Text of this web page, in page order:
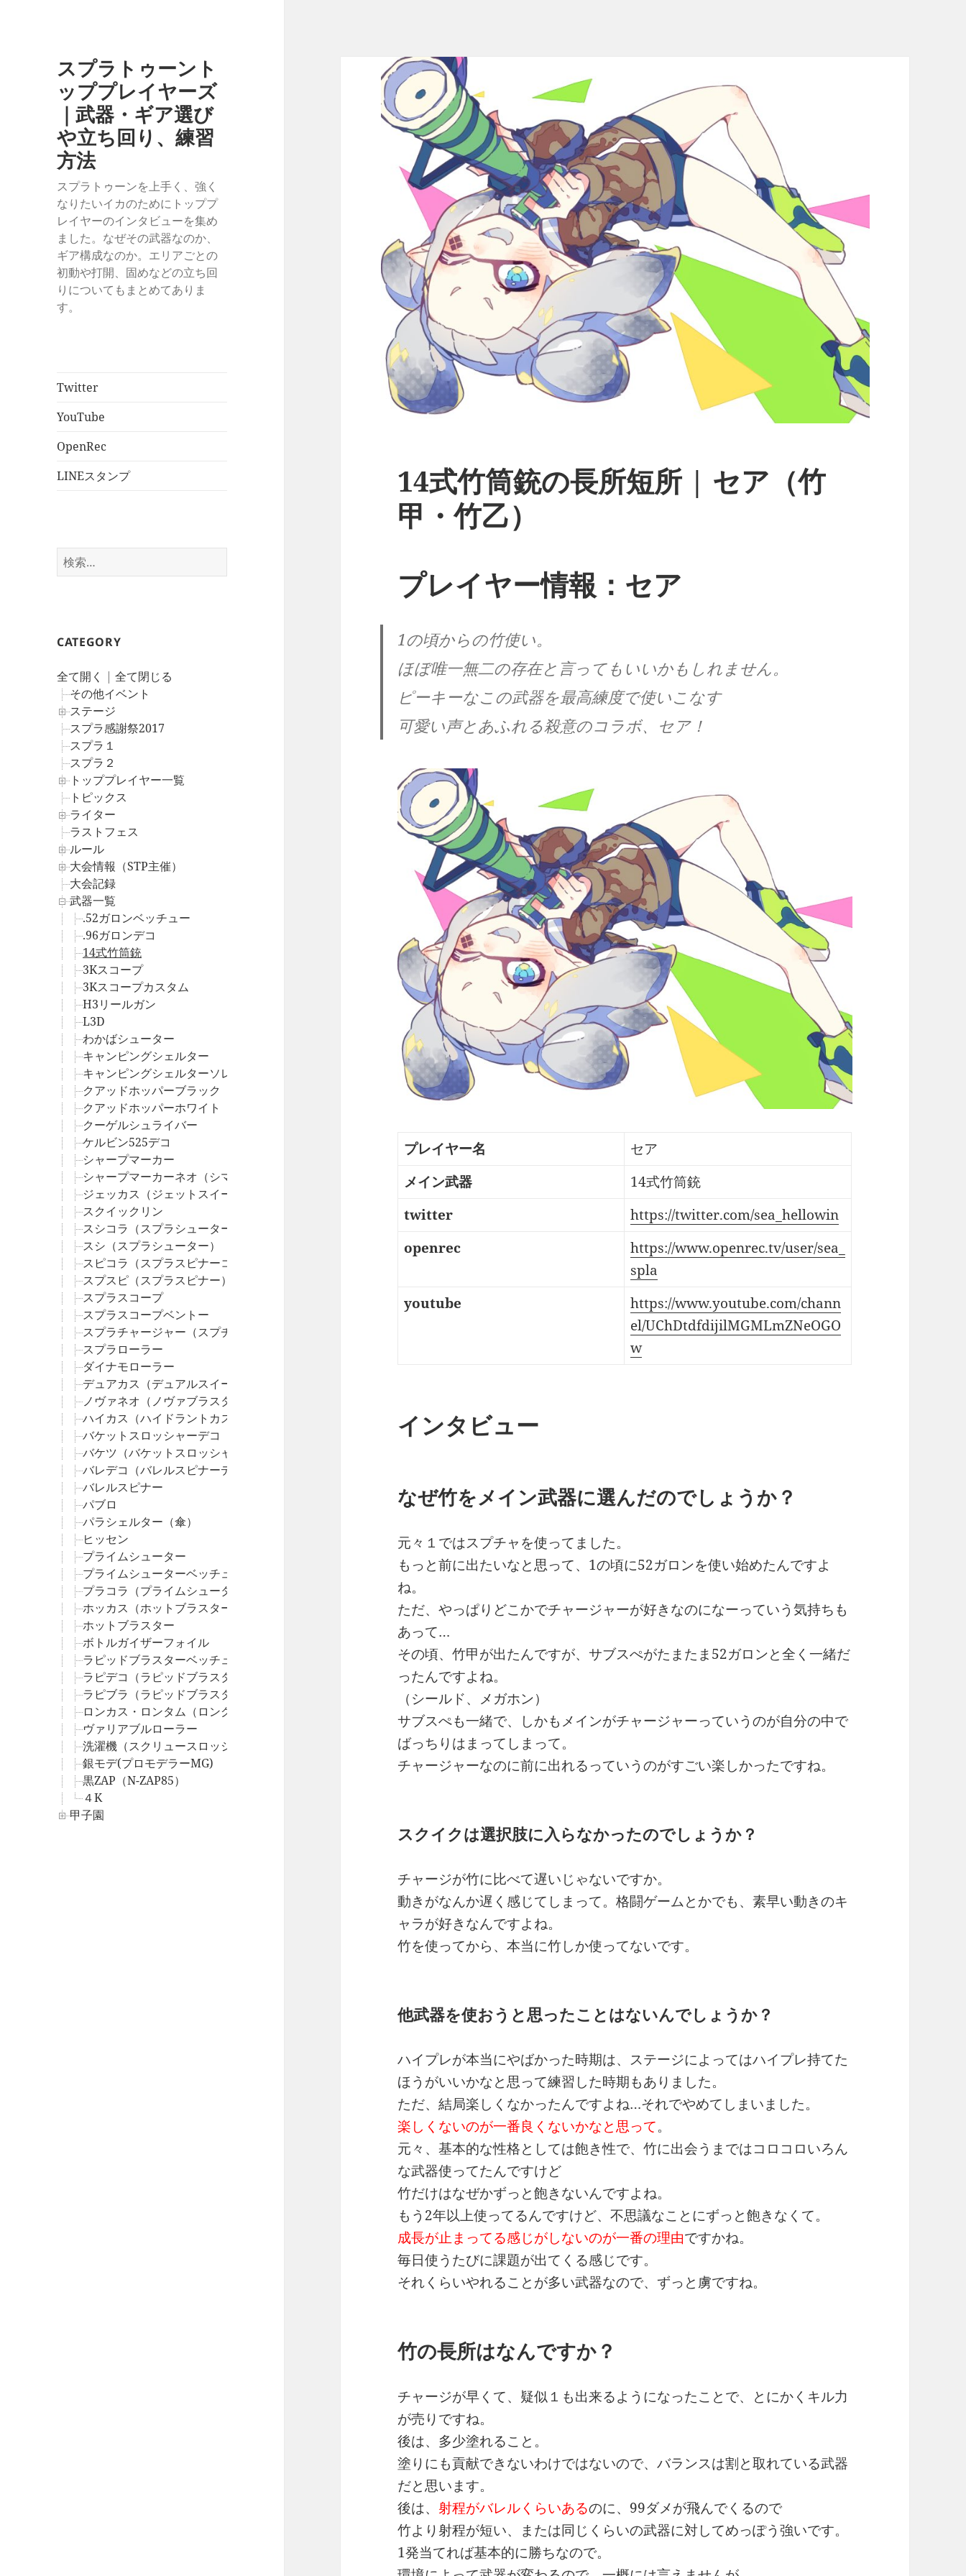
スプラトゥーント
ッププレイヤーズ
｜武器・ギア選び
や立ち回り、練習
方法
スプラトゥーンを上手く、強く
なりたいイカのためにトッププ
レイヤーのインタビューを集め
ました。なぜその武器なのか、
ギア構成なのか。エリアごとの
初動や打開、固めなどの立ち回
りについてもまとめてありま
す。
Twitter
YouTube
OpenRec
LINEスタンプ
検
索:
CATEGORY
全て開く |全て閉じる
その他イベント
ステージ
スプラ感謝祭2017
スプラ１
スプラ２
トッププレイヤー一覧
トピックス
ライター
ラストフェス
ルール
大会情報（STP主催）
大会記録
武器一覧
.52ガロンベッチュー
.96ガロンデコ
14式竹筒銃
3Kスコープ
3Kスコープカスタム
H3リールガン
L3D
わかばシューター
キャンピングシェルター
キャンピングシェルターソレーラ
クアッドホッパーブラック
クアッドホッパーホワイト
クーゲルシュライバー
ケルビン525デコ
シャープマーカー
シャープマーカーネオ（シマネ）
ジェッカス（ジェットスイーパーカスタム）
スクイックリン
スシコラ（スプラシューターコラボ）
スシ（スプラシューター）
スピコラ（スプラスピナーコラボ）
スプスピ（スプラスピナー）
スプラスコープ
スプラスコープベントー
スプラチャージャー（スプチャ）
スプラローラー
ダイナモローラー
デュアカス（デュアルスイーパーカスタム）
ノヴァネオ（ノヴァブラスターネオ）
ハイカス（ハイドラントカスタム）
バケットスロッシャーデコ（バケデコ）
バケツ（バケットスロッシャー）
バレデコ（バレルスピナーデコ）
バレルスピナー
パブロ
パラシェルター（傘）
ヒッセン
プライムシューター
プライムシューターベッチュー
プラコラ（プライムシューターコラボ）
ホッカス（ホットブラスターカスタム）
ホットブラスター
ボトルガイザーフォイル
ラピッドブラスターベッチュー（ラピベ）
ラピデコ（ラピッドブラスターデコ）
ラピブラ（ラピッドブラスター）
ロンカス・ロンタム（ロングブラスターカスタム）
ヴァリアブルローラー
洗濯機（スクリュースロッシャー）
銀モデ(プロモデラーMG)
黒ZAP（N-ZAP85）
４K
甲子園
14式竹筒銃の長所短所 | セア（竹
甲・竹乙）
プレイヤー情報：セア
1の頃からの竹使い。
ほぼ唯一無二の存在と言ってもいいかもしれません。
ピーキーなこの武器を最高練度で使いこなす
可愛い声とあふれる殺意のコラボ、セア！
プレイヤー名
セア
メイン武器
14式竹筒銃
twitter
https://twitter.com/sea_hellowin
openrec
https://www.openrec.tv/user/sea_
spla
youtube
https://www.youtube.com/chann
el/UChDtdfdijilMGMLmZNeOGO
w
インタビュー
なぜ竹をメイン武器に選んだのでしょうか？
元々１ではスプチャを使ってました。
もっと前に出たいなと思って、1の頃に52ガロンを使い始めたんですよ
ね。
ただ、やっぱりどこかでチャージャーが好きなのになーっていう気持ちも
あって…
その頃、竹甲が出たんですが、サブスぺがたまたま52ガロンと全く一緒だ
ったんですよね。
（シールド、メガホン）
サブスぺも一緒で、しかもメインがチャージャーっていうのが自分の中で
ばっちりはまってしまって。
チャージャーなのに前に出れるっていうのがすごい楽しかったですね。
スクイクは選択肢に入らなかったのでしょうか？
チャージが竹に比べて遅いじゃないですか。
動きがなんか遅く感じてしまって。格闘ゲームとかでも、素早い動きのキ
ャラが好きなんですよね。
竹を使ってから、本当に竹しか使ってないです。
他武器を使おうと思ったことはないんでしょうか？
ハイプレが本当にやばかった時期は、ステージによってはハイプレ持てた
ほうがいいかなと思って練習した時期もありました。
ただ、結局楽しくなかったんですよね…それでやめてしまいました。
楽しくないのが一番良くないかなと思って。
元々、基本的な性格としては飽き性で、竹に出会うまではコロコロいろん
な武器使ってたんですけど
竹だけはなぜかずっと飽きないんですよね。
もう2年以上使ってるんですけど、不思議なことにずっと飽きなくて。
成長が止まってる感じがしないのが一番の理由ですかね。
毎日使うたびに課題が出てくる感じです。
それくらいやれることが多い武器なので、ずっと虜ですね。
竹の長所はなんですか？
チャージが早くて、疑似１も出来るようになったことで、とにかくキル力
が売りですね。
後は、多少塗れること。
塗りにも貢献できないわけではないので、バランスは割と取れている武器
だと思います。
後は、 射程がバレルくらいあるのに、99ダメが飛んでくるので
竹より射程が短い、または同じくらいの武器に対してめっぽう強いです。
1発当てれば基本的に勝ちなので。